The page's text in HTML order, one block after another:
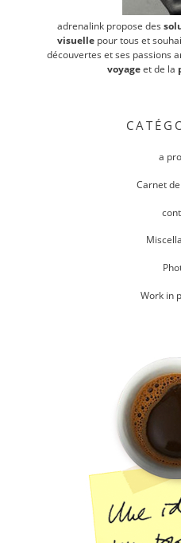
adrenalink propose des
visuellepour tous et
découvertes et ses passions
voyageet de la
a
Carnet
Work in